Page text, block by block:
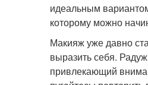
идеальным
которому можно
Макияж уже давно
выразить себя.
привлекающий